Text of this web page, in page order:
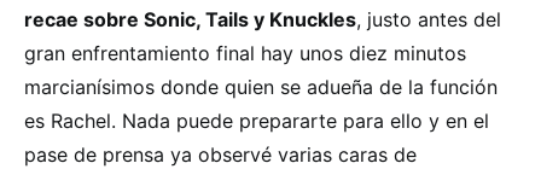
recae sobre Sonic, Tails y Knuckles, justo antes del
gran enfrentamiento final hay unos diez minutos
marcianísimos donde quien se adueña de la función
es Rachel. Nada puede prepararte para ello y en el
pase de prensa ya observé varias caras de